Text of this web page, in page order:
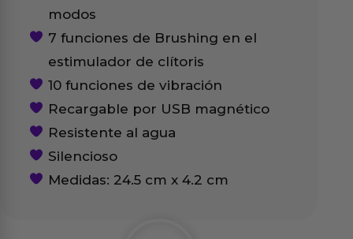
modos
7 funciones de Brushing en el
estimulador de clítoris
10 funciones de vibración
Recargable por USB magnético
Resistente al agua
Silencioso
Medidas: 24.5 cm x 4.2 cm